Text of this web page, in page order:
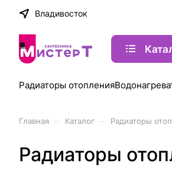
Владивосток
Радиаторы отопления
Главная Каталог Радиаторы
Радиаторы